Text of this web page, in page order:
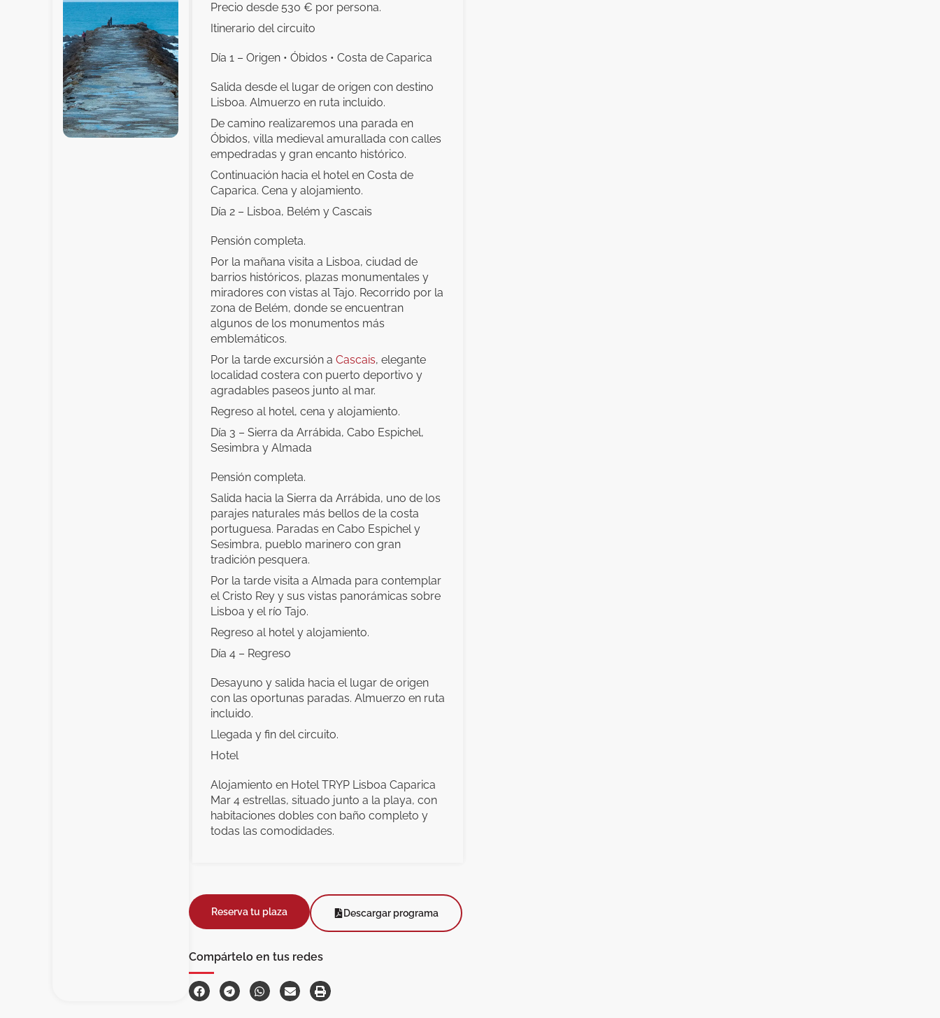
Precio desde 530 € por persona.
Itinerario del circuito
Día 1 – Origen • Óbidos • Costa de Caparica
Salida desde el lugar de origen con destino
Lisboa. Almuerzo en ruta incluido.
De camino realizaremos una parada en
Óbidos, villa medieval amurallada con calles
empedradas y gran encanto histórico.
Continuación hacia el hotel en Costa de
Caparica. Cena y alojamiento.
Día 2 – Lisboa, Belém y Cascais
Pensión completa.
Por la mañana visita a Lisboa, ciudad de
barrios históricos, plazas monumentales y
miradores con vistas al Tajo. Recorrido por la
zona de Belém, donde se encuentran
algunos de los monumentos más
emblemáticos.
Por la tarde excursión aCascais, elegante
localidad costera con puerto deportivo y
agradables paseos junto al mar.
Regreso al hotel, cena y alojamiento.
Día 3 – Sierra da Arrábida, Cabo Espichel,
Sesimbra y Almada
Pensión completa.
Salida hacia la Sierra da Arrábida, uno de los
parajes naturales más bellos de la costa
portuguesa. Paradas en Cabo Espichel y
Sesimbra, pueblo marinero con gran
tradición pesquera.
Por la tarde visita a Almada para contemplar
el Cristo Rey y sus vistas panorámicas sobre
Lisboa y el río Tajo.
Regreso al hotel y alojamiento.
Día 4 – Regreso
Desayuno y salida hacia el lugar de origen
con las oportunas paradas. Almuerzo en ruta
incluido.
Llegada y fin del circuito.
Hotel
Alojamiento en Hotel TRYP Lisboa Caparica
Mar 4 estrellas, situado junto a la playa, con
habitaciones dobles con baño completo y
todas las comodidades.
Reserva tu plaza Descargar programa
Compártelo en tus redes